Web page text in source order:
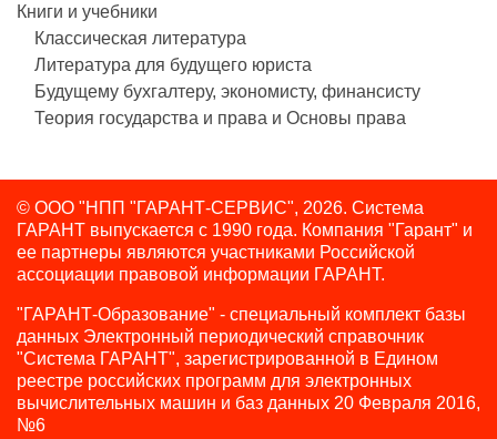
Книги и учебники
Классическая литература
Литература для будущего юриста
Будущему бухгалтеру, экономисту, финансисту
Теория государства и права и Основы права
© ООО "НПП "ГАРАНТ-СЕРВИС", 2026. Система
ГАРАНТ выпускается с 1990 года. Компания "Гарант" и
ее партнеры являются участниками Российской
ассоциации правовой информации ГАРАНТ.
"ГАРАНТ-Образование" - специальный комплект базы
данных Электронный периодический справочник
"Система ГАРАНТ", зарегистрированной в Едином
реестре российских программ для электронных
вычислительных машин и баз данных 20 Февраля 2016,
№6